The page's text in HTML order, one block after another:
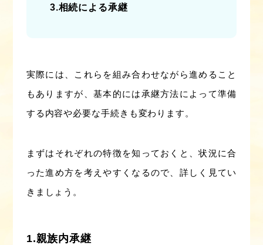
3.相続による承継
実際には、これらを組み合わせながら進めること
もありますが、基本的には承継方法によって準備
する内容や必要な手続きも変わります。
まずはそれぞれの特徴を知っておくと、状況に合
った進め方を考えやすくなるので、詳しく見てい
きましょう。
1.親族内承継